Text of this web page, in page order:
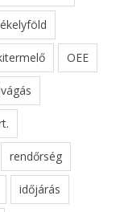
OEE
rendőrség
időjárás